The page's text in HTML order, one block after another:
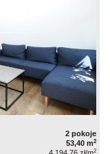
2 pokoje
53,40 m2
2